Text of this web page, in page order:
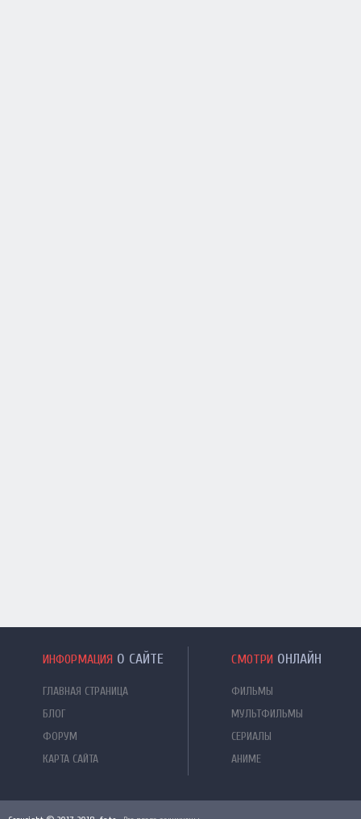
ИНФОРМАЦИЯ О САЙТЕ
ГЛАВНАЯ СТРАНИЦА
БЛОГ
ФОРУМ
КАРТА САЙТА
СМОТРИ ОНЛАЙН
ФИЛЬМЫ
МУЛЬТФИЛЬМЫ
СЕРИАЛЫ
АНИМЕ